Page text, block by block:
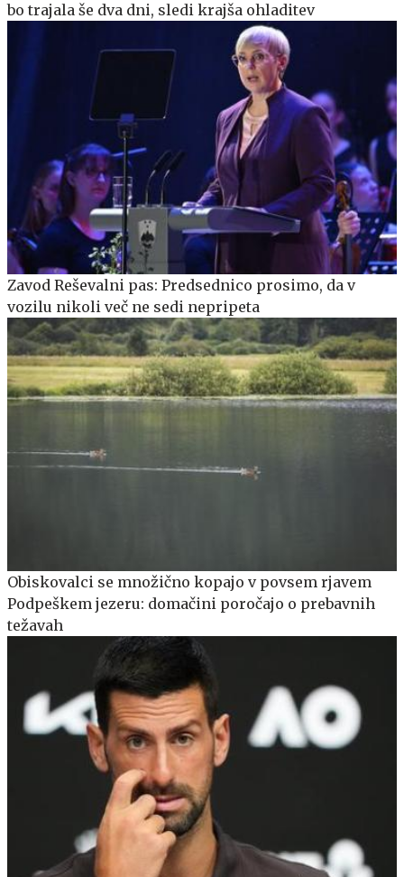
bo trajala še dva dni, sledi krajša ohladitev
Zavod Reševalni pas: Predsednico prosimo, da v
vozilu nikoli več ne sedi nepripeta
Obiskovalci se množično kopajo v povsem rjavem
Podpeškem jezeru: domačini poročajo o prebavnih
težavah